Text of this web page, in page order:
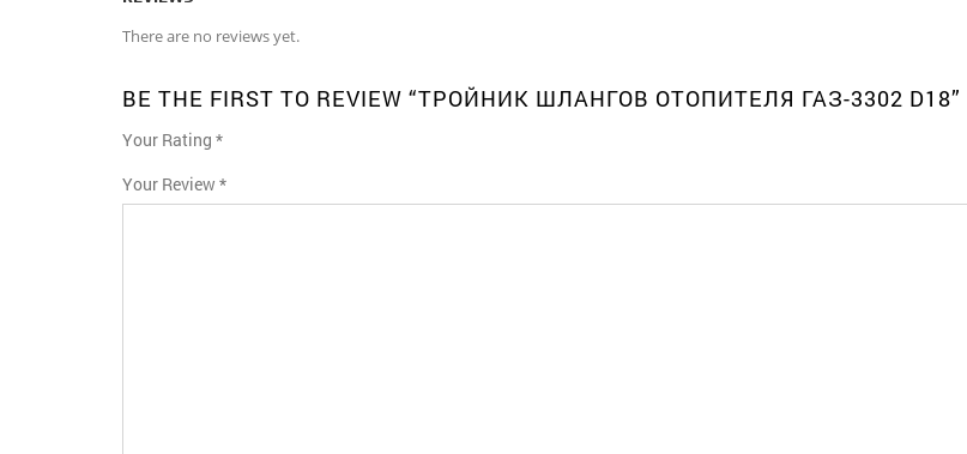
There are no reviews yet.
BE THE FIRST TO REVIEW “ТРОЙНИК ШЛАНГОВ ОТОПИТЕЛЯ ГАЗ-3302 D18”
Your Rating *
Your Review *